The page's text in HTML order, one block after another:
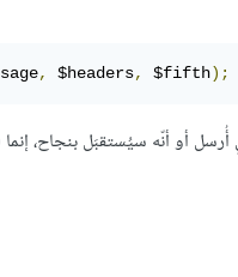
, $headers, $fifth);
أُرسل أو أنّه سيُستقبَل بنجاح،